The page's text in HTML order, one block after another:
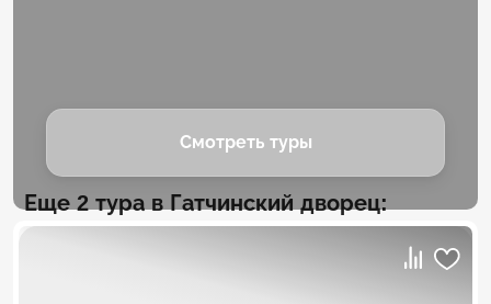
Смотреть туры
Еще 2 тура в Гатчинский дворец: